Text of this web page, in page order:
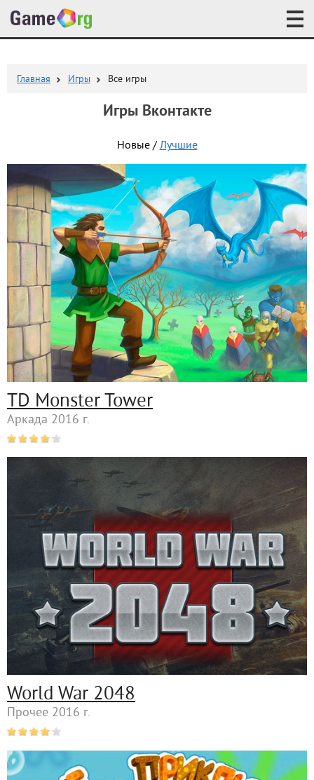
Главная Игры Все игры
Игры Вконтакте
Новые /Лучшие
TD Monster Tower
Аркада 2016 г.
World War 2048
Прочее 2016 г.